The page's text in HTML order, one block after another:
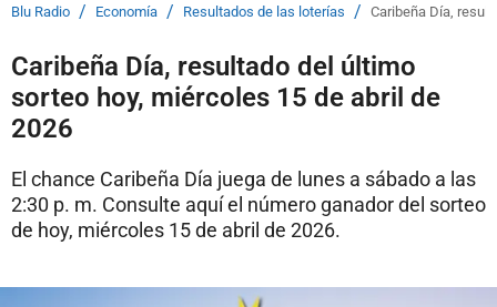
Blu Radio / Economía / Resultados de las loterías / Caribeña Día,
Caribeña Día, resultado del último
sorteo hoy, miércoles 15 de abril de
2026
El chance Caribeña Día juega de lunes a sábado a las
2:30 p. m. Consulte aquí el número ganador del sorteo
de hoy, miércoles 15 de abril de 2026.